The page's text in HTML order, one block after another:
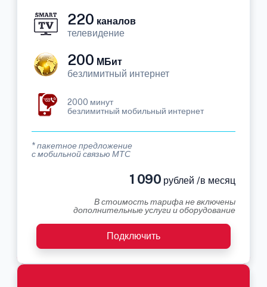
220 каналов
телевидение
200 МБит
безлимитный интернет
2000 минут
безлимитный мобильный интернет
* пакетное предложение
с мобильной связью МТС
1 090 рублей /в месяц
В стоимость тарифа не включены
дополнительные услуги и оборудование
Подключить